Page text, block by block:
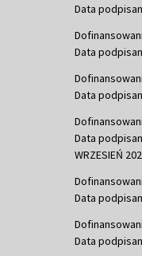
Data
Data
Data
Data
WRZESIEŃ
Data
Data